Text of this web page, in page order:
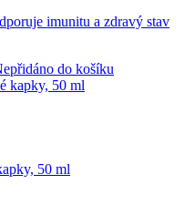
imunitu a zdravý stav
do košíku
50 ml